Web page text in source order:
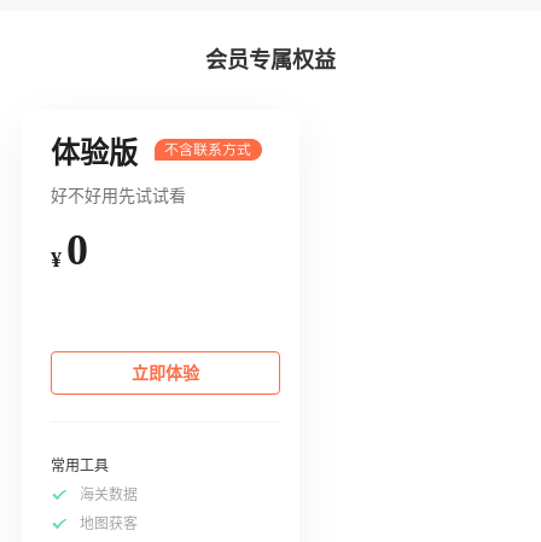
会员专属权益
体验版
好不好用先试试看
¥ 0
立即体验
常用工具
海关数据
地图获客